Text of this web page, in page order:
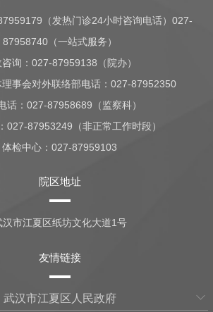
（发热门诊24小时咨询电话）027-
87958740（一站式服务）
咨询：027-87959138（院办）
理事会对外联络部电话：027-87952350
话：027-87958689（监察科）
027-87953249（非正常工作时段）
体检中心：027-87959103
院区地址
汉市江夏区纸坊文化大道1号
友情链接
武汉市江夏区人民政府